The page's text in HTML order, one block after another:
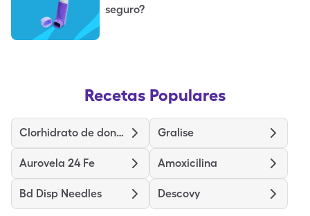
seguro?
Recetas Populares
Clorhidrato de donepezilo Gralise
Aurovela 24 Fe Amoxicilina
Bd Disp Needles Descovy